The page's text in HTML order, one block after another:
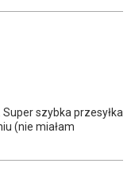
szybka przesyłka
(nie miałam